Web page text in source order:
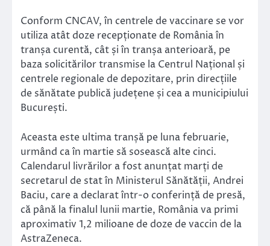
Conform CNCAV, în centrele de vaccinare se vor
utiliza atât doze recepționate de România în
tranșa curentă, cât și în tranșa anterioară, pe
baza solicitărilor transmise la Centrul Național și
centrele regionale de depozitare, prin direcțiile
de sănătate publică județene și cea a municipiului
București.
Aceasta este ultima tranșă pe luna februarie,
urmând ca în martie să sosească alte cinci.
Calendarul livrărilor a fost anunțat marți de
secretarul de stat în Ministerul Sănătății, Andrei
Baciu, care a declarat într-o conferință de presă,
că până la finalul lunii martie, România va primi
aproximativ 1,2 milioane de doze de vaccin de la
AstraZeneca.